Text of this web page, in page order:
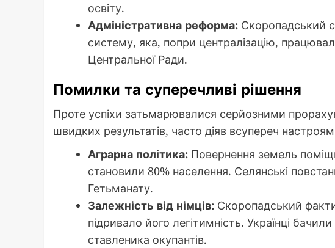
освіту.
Адміністративна реформа: Скоропадський
систему, яка, попри централізацію,
Центральної Ради.
Помилки та суперечливі рішення
Проте успіхи затьмарювалися серйозними
швидких результатів, часто діяв всупереч настроям
Аграрна політика: Повернення земель
становили 80% населення. Селянські
Гетьманату.
Залежність від німців: Скоропадський
підривало його легітимність. Українці
ставленика окупантів.